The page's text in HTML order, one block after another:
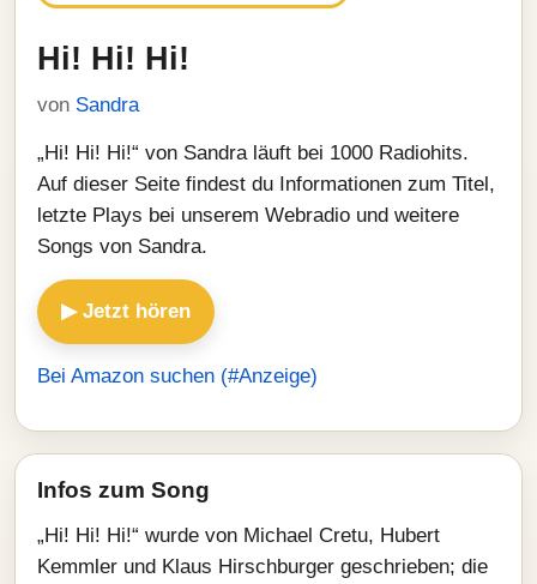
Hi! Hi! Hi!
von Sandra
„Hi! Hi! Hi!“ von Sandra läuft bei 1000 Radiohits.
Auf dieser Seite findest du Informationen zum Titel,
letzte Plays bei unserem Webradio und weitere
Songs von Sandra.
▶ Jetzt hören
Bei Amazon suchen (#Anzeige)
Infos zum Song
„Hi! Hi! Hi!“ wurde von Michael Cretu, Hubert
Kemmler und Klaus Hirschburger geschrieben; die